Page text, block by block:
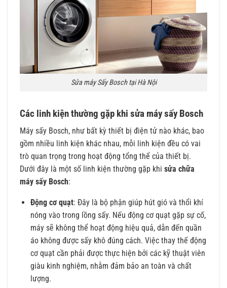
Sửa máy Sấy Bosch tại Hà Nội
Các linh kiện thường gặp khi sửa máy sấy Bosch
Máy sấy Bosch, như bất kỳ thiết bị điện tử nào khác, bao
gồm nhiều linh kiện khác nhau, mỗi linh kiện đều có vai
trò quan trọng trong hoạt động tổng thể của thiết bị.
Dưới đây là một số linh kiện thường gặp khi sửa chữa
máy sấy Bosch:
Động cơ quạt: Đây là bộ phận giúp hút gió và thổi khí
nóng vào trong lồng sấy. Nếu động cơ quạt gặp sự cố,
máy sẽ không thể hoạt động hiệu quả, dẫn đến quần
áo không được sấy khô đúng cách. Việc thay thế động
cơ quạt cần phải được thực hiện bởi các kỹ thuật viên
giàu kinh nghiệm, nhằm đảm bảo an toàn và chất
lượng.